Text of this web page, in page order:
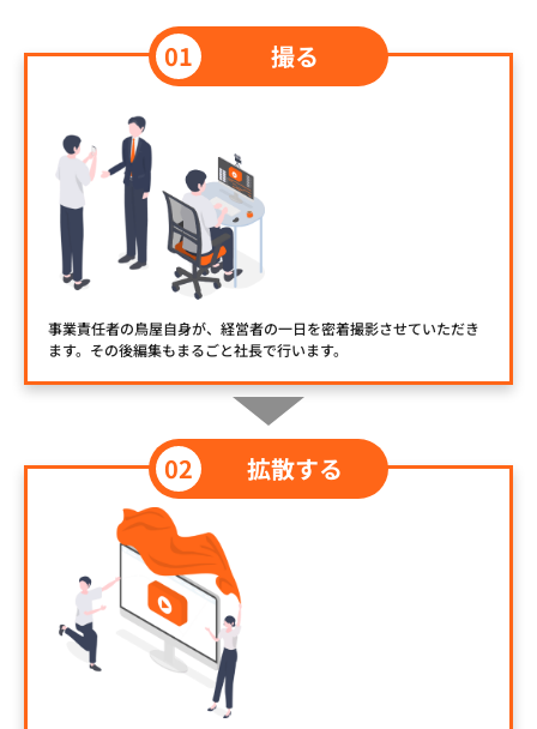
撮る
事業責任者の鳥屋自身が、経営者の一日を密着撮影させていただき
ます。その後編集もまるごと社長で行います。
拡散する